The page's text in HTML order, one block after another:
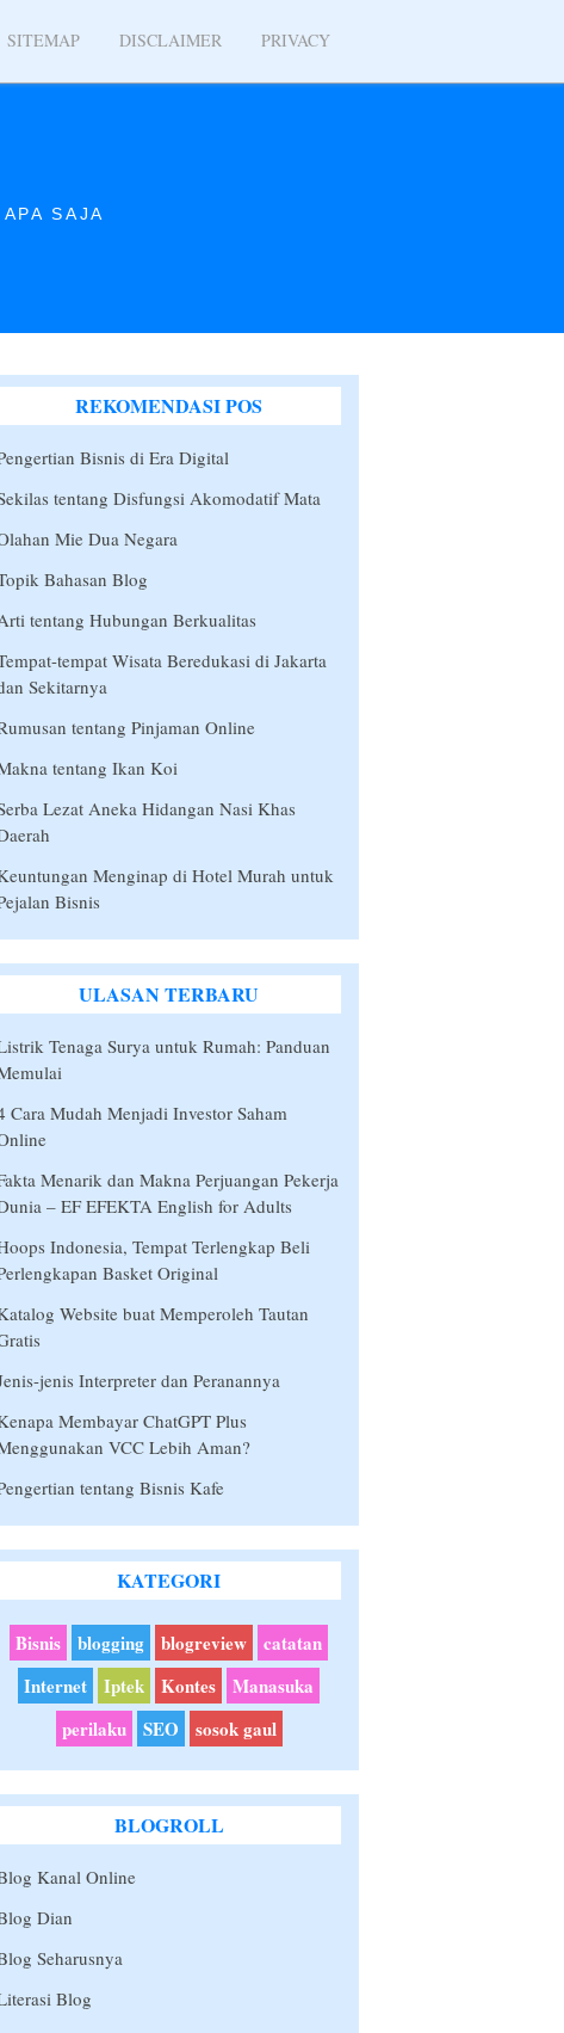
PRIVACY
DISCLAIMER
SITEMAP
SAJA
REKOMENDASI POS
Bisnis di Era Digital
tentang Disfungsi Akomodatif Mata
Mie Dua Negara
Bahasan Blog
tentang Hubungan Berkualitas
tempat Wisata Beredukasi di Jakarta
Sekitarnya
tentang Pinjaman Online
tentang Ikan Koi
Lezat Aneka Hidangan Nasi Khas
Menginap di Hotel Murah untuk
Bisnis
ULASAN TERBARU
Tenaga Surya untuk Rumah: Panduan
Cara Mudah Menjadi Investor Saham
Menarik dan Makna Perjuangan Pekerja
– EF EFEKTA English for Adults
Indonesia, Tempat Terlengkap Beli
Basket Original
Website buat Memperoleh Tautan
jenis Interpreter dan Peranannya
Membayar ChatGPT Plus
VCC Lebih Aman?
tentang Bisnis Kafe
KATEGORI
Bisnis blogging blogreview
catatan
Internet
Iptek Kontes
Manasuka
perilaku
SEO sosok gaul
BLOGROLL
Kanal Online
Dian
Seharusnya
Blog